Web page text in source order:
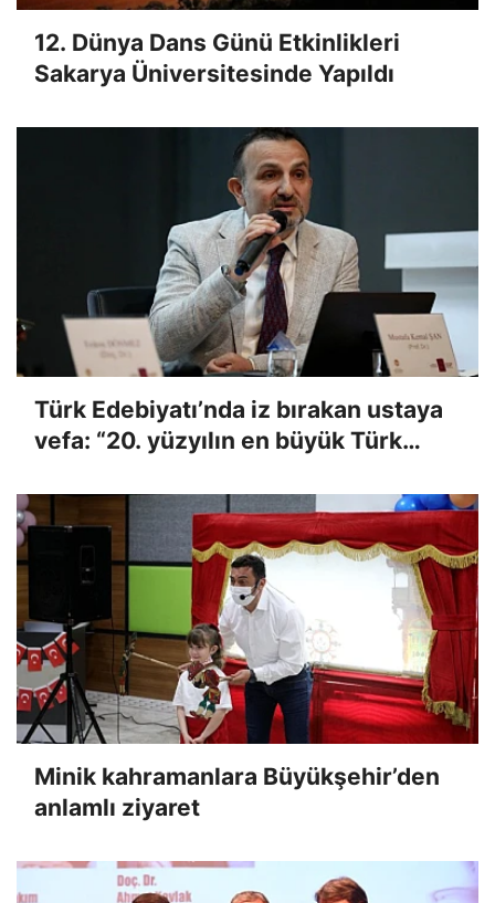
12. Dünya Dans Günü Etkinlikleri
Sakarya Üniversitesinde Yapıldı
Türk Edebiyatı’nda iz bırakan ustaya
vefa: “20. yüzyılın en büyük Türk
Minik kahramanlara Büyükşehir’den
anlamlı ziyaret